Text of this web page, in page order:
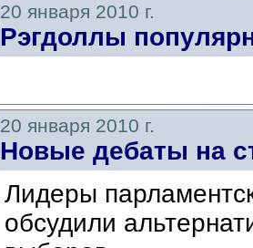
20 января 2010 г.
Рэгдоллы
20 января 2010 г.
Новые дебаты на
Лидеры
обсудили